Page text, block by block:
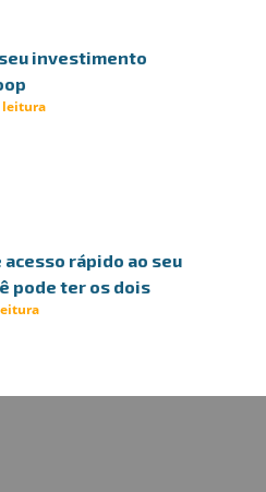
investimento
leitura
rápido ao seu
pode ter os dois